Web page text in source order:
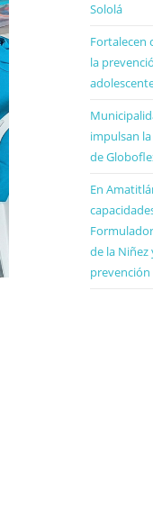
Sololá
Fortalecen
la
impulsan
de
En
de la Niñez